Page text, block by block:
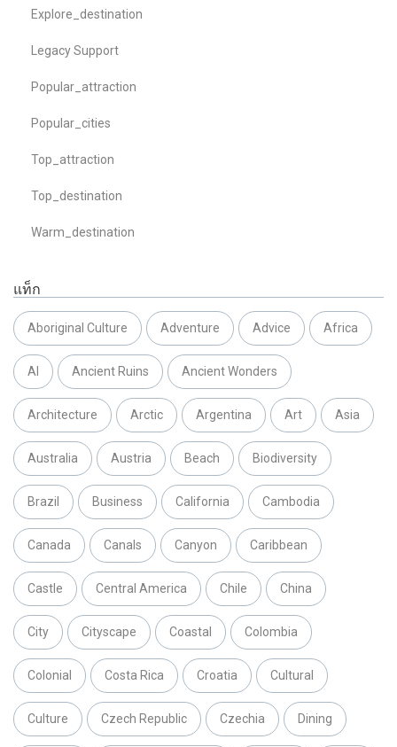
Explore_destination
Legacy Support
Popular_attraction
Popular_cities
Top_attraction
Top_destination
Warm_destination
แท็ก
Aboriginal Culture Adventure Advice Africa
AI Ancient Ruins Ancient Wonders
Architecture Arctic Argentina Art Asia
Australia Austria Beach Biodiversity
Brazil Business California Cambodia
Canada Canals Canyon Caribbean
Castle Central America Chile China
City Cityscape Coastal Colombia
Colonial Costa Rica Croatia Cultural
Culture Czech Republic Czechia Dining